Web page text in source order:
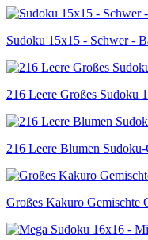
Sudoku 15x15 - Schwer -
216 Leere Großes Sudoku
216 Leere Blumen
Großes Kakuro Gemischte